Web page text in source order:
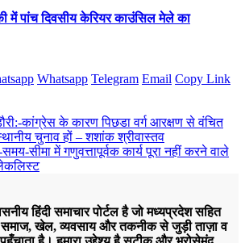
में पांच दिवसीय केरियर काउंसिल मेले का
Whatsapp Telegram Email Copy Link
कांग्रेस के कारण पिछडा वर्ग आरक्षण से वंचित
चुनाव हों – शशांक श्रीवास्तव
समय-सीमा में गणुवत्तापूर्वक कार्य पूरा नहीं करने वाले
हिंदी समाचार पोर्टल है जो मध्यप्रदेश सहित
समाज, खेल, व्यवसाय और तकनीक से जुड़ी ताज़ा व